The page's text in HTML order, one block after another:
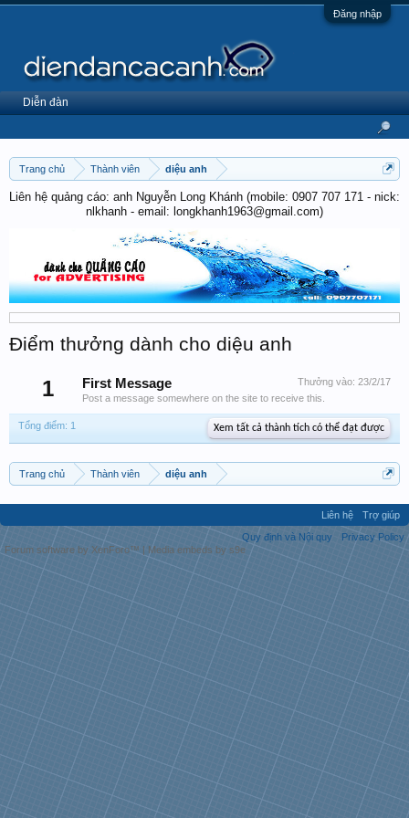
Đăng nhập
Trang chủ Thành viên diệu anh
Liên hệ quảng cáo: anh Nguyễn Long Khánh (mobile: 0907 707 171 - nick:
nlkhanh - email: longkhanh1963@gmail.com)
Điểm thưởng dành cho diệu anh
1 Thưởng vào: 23/2/17
First Message
Post a message somewhere on the site to receive this.
Tổng điểm: 1 Xem tất cả thành tích có thể đạt được
Trang chủ Thành viên diệu anh
Diễn đàn
Liên hệ
Trợ giúp
Quy định và Nội quy
Privacy Policy
Forum software by XenForo™ | Media embeds by s9e